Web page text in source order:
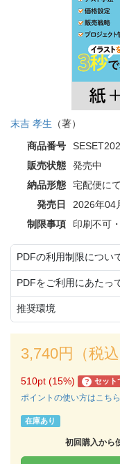
末吉 孝生 （著）
商品番号
販売状態
発売中
納品形態
宅配便に
発売日
2026年04
制限事項
印刷不可
PDFの利用制限につい
PDFをご利用にあたっ
推奨環境
3,740円（税込
510pt (15%) ? セット
ポイントの使い方はこちら
在庫あり
初回購入から